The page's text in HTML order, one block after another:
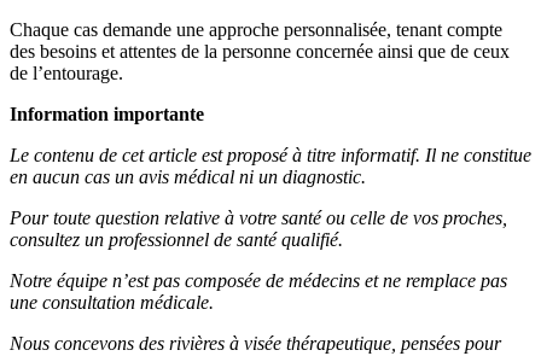
Chaque cas demande une approche personnalisée, tenant compte
des besoins et attentes de la personne concernée ainsi que de ceux
de l’entourage.
Information importante
Le contenu de cet article est proposé à titre informatif. Il ne constitue
en aucun cas un avis médical ni un diagnostic.
Pour toute question relative à votre santé ou celle de vos proches,
consultez un professionnel de santé qualifié.
Notre équipe n’est pas composée de médecins et ne remplace pas
une consultation médicale.
Nous concevons des rivières à visée thérapeutique, pensées pour